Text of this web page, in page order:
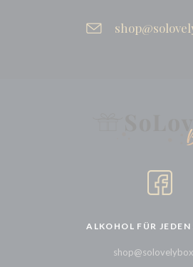
ALKOHOL FÜR JEDEN